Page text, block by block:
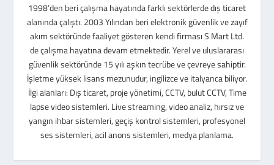
1998’den beri çalışma hayatında farklı sektörlerde dış ticaret
alanında çalıştı. 2003 Yılından beri elektronik güvenlik ve zayıf
akım sektöründe faaliyet gösteren kendi firması S Mart Ltd.
de çalışma hayatına devam etmektedir. Yerel ve uluslararası
güvenlik sektöründe 15 yılı aşkın tecrübe ve çevreye sahiptir.
İşletme yüksek lisans mezunudur, ingilizce ve italyanca biliyor.
İlgi alanları: Dış ticaret, proje yönetimi, CCTV, bulut CCTV, Time
lapse video sistemleri. Live streaming, video analiz, hırsız ve
yangın ihbar sistemleri, geçiş kontrol sistemleri, profesyonel
ses sistemleri, acil anons sistemleri, medya planlama.